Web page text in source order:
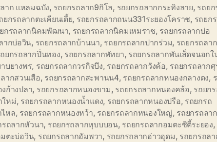
าก แหลมฉบัง, รถยกรถลาก9กิโล, รถยกรถลากกระทิงลาย, รถยก
ยกรถลากตะเคียนเตี้ย, รถยกรถลากถนน331ระยองโคราช, รถยก
กรถลากนิคมพัฒนา, รถยกรถลากนิคมเหมราช, รถยกรถลากบ่อ
ากบ่อวิน, รถยกรถลากบ้านนา, รถยกรถลากปากร่วม, รถยกรถลาก
ยกรถลากปิ่นทอง, รถยกรถลากพัทยา, รถยกรถลากพันเส็ดจนอกใ
บยางพร, รถยกรถลากวรกิจบึง, รถยกรถลากวังค้อ, รถยกรถลากศุ
ากสวนเสือ, รถยกรถลากสะพานน4, รถยกรถลากหนองกลางดง,
ก้างปลา, รถยกรถลากหนองขาม, รถยกรถลากหนองคล้อ, รถยก
ใหม่, รถยกรถลากหนองน้ำแดง, รถยกรถลากหนองปรือ, รถยกรถ
หล, รถยกรถลากหนองหว้า, รถยกรถลากหนองใหญ่, รถยกรถลาก
รถลากหัวนา, รถยกรถลากหุบบบอน, รถยกรถลากอมตะซิตี้ระยอง,
ตะบ่อวิน, รถยกรถลากอัมพวา, รถยกรถลากอ่าวอุดม, รถยกรถล